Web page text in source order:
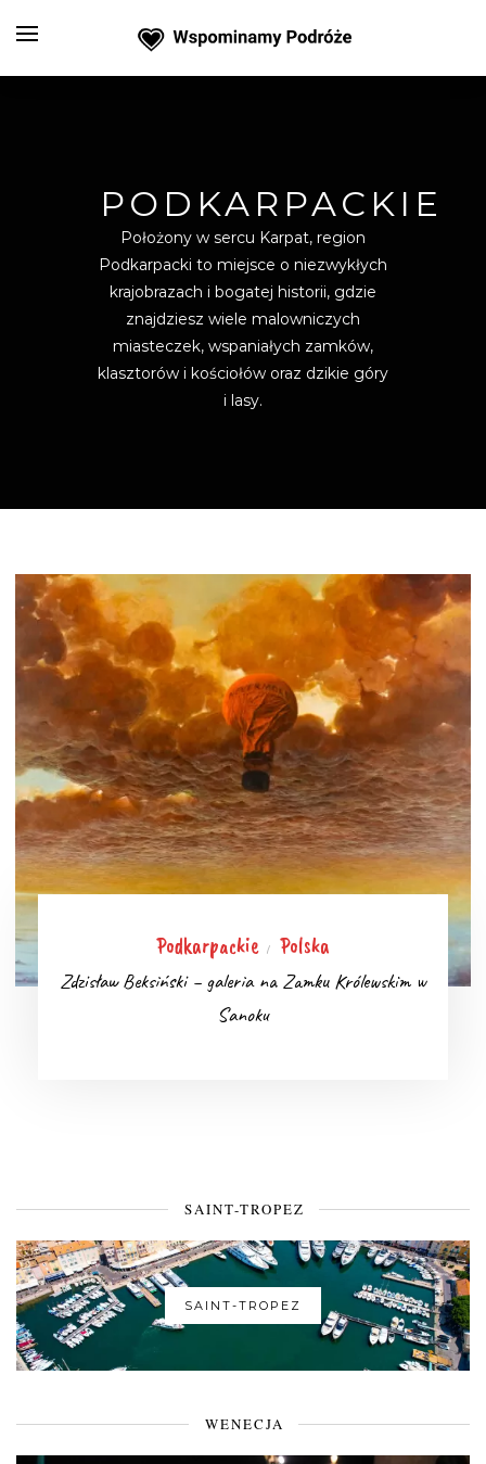
PODKARPACKIE
Położony w sercu Karpat, region
Podkarpacki to miejsce o niezwykłych
krajobrazach i bogatej historii, gdzie
znajdziesz wiele malowniczych
miasteczek, wspaniałych zamków,
klasztorów i kościołów oraz dzikie góry
i lasy.
Podkarpackie / Polska
Zdzisław Beksiński – galeria na Zamku Królewskim w
Sanoku
SAINT-TROPEZ
SAINT-TROPEZ
WENECJA